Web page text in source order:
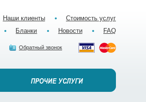
Наши клиенты
Стоимость услуг
Бланки Новости FAQ
Обратный звонок